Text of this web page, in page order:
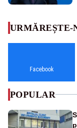
URMĂREȘTE-
Facebook
POPULAR